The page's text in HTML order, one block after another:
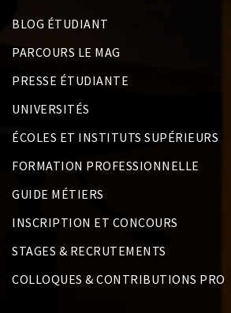
BLOG ÉTUDIANT
PARCOURS LE MAG
PRESSE ÉTUDIANTE
UNIVERSITÉS
ÉCOLES ET INSTITUTS SUPÉRIEURS
FORMATION PROFESSIONNELLE
GUIDE MÉTIERS
INSCRIPTION ET CONCOURS
STAGES & RECRUTEMENTS
COLLOQUES & CONTRIBUTIONS PRO